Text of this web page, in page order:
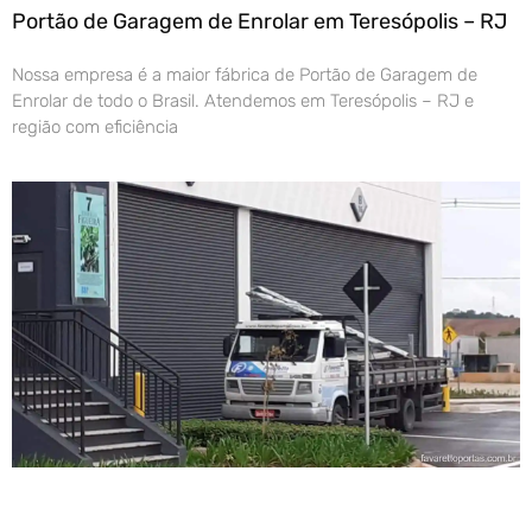
Portão de Garagem de Enrolar em Teresópolis – RJ
Nossa empresa é a maior fábrica de Portão de Garagem de
Enrolar de todo o Brasil. Atendemos em Teresópolis – RJ e
região com eficiência